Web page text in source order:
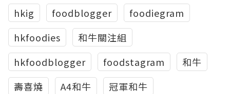
hkig
foodblogger
foodiegram
hkfoodies
和牛關注組
hkfoodblogger
foodstagram
和牛
壽喜燒
A4和牛
冠軍和牛